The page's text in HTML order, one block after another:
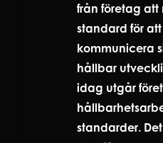
från företag
standard för
kommunicera
hållbar
idag utgår
standarder.